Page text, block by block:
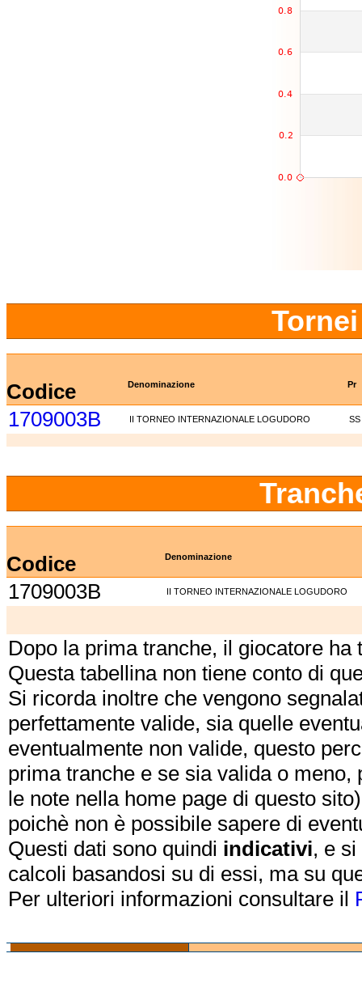
Codice Denominazione Pr
1709003B II TORNEO INTERNAZIONALE LOGUDORO SS
Codice Denominazione
1709003B II TORNEO INTERNAZIONALE LOGUDORO
Dopo la prima tranche, il giocatore
Questa tabellina non tiene conto di
Si ricorda inoltre che vengono
perfettamente valide, sia quelle
eventualmente non valide, questo
prima tranche e se sia valida o
le note nella home page di questo
poichè non è possibile sapere di
Questi dati sono quindi indicativi, e
calcoli basandosi su di essi, ma su
Per ulteriori informazioni consultare il